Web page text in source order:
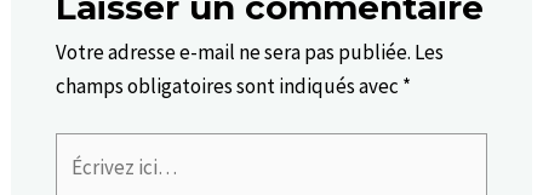
Votre adresse e-mail ne sera pas publiée. Les
champs obligatoires sont indiqués avec *
Écrivez
ici…